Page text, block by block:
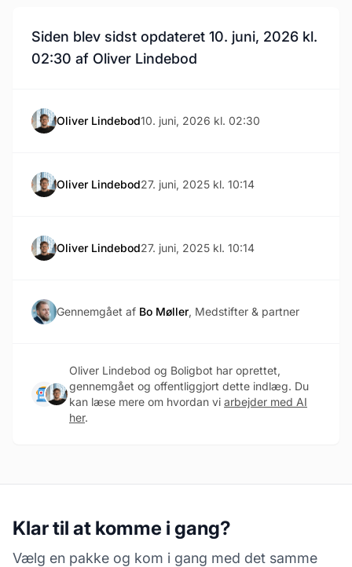
Siden blev sidst opdateret 10. juni, 2026 kl.
02:30 af Oliver Lindebod
Oliver Lindebod10. juni, 2026 kl. 02:30
Oliver Lindebod27. juni, 2025 kl. 10:14
Oliver Lindebod27. juni, 2025 kl. 10:14
Gennemgået af Bo Møller, Medstifter & partner
Oliver Lindebod og Boligbot har oprettet,
gennemgået og offentliggjort dette indlæg. Du
kan læse mere om hvordan vi arbejder med AI
her.
Klar til at komme i gang?
Vælg en pakke og kom i gang med det samme